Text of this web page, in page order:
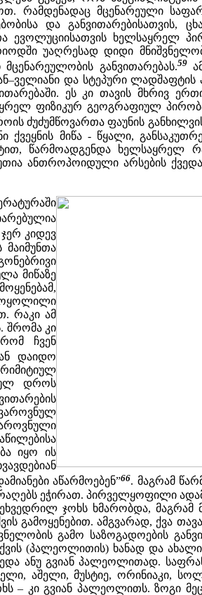
რამდენადაც მცენარეული
და განვითარებისათვის,
ევოლუციისათვის ხელსაყრელ
უაღრესად დიდი
განვითარებას.59
და სტეპური ლადშაფტის
ეს კი თავის მხრივ
ფიზიკურ გეოგრაფიულ
ძუძუმწოვართა ფაუნის
ქვეყნის მიწა - წყალი,
წარმოადგენდა ხელსაყრელ
ანთროპოიდული არსების
კიდევ
მიწაზე
რაკი ამ
შრომა კი
ჩვენ
დაიდო
დროს
იყო ის
აწარმოებენ”66. მაგრამ
ეჭირათ. პირველყოფილი
ჯოხს ხმარობდა, მაგრამ
გამოყენებით. ამგვარად, ქვა
გამო საზოგადოების
(პალეოლითის) ხანად და
ანუ გვიან პალეოლითად.
აშელი, მუსტიე, ორინიაკი,
– კი გვიან პალეოლითს. ზოგი